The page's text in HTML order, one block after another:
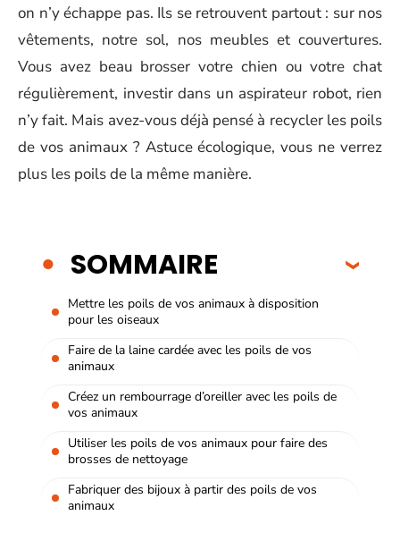
on n’y échappe pas. Ils se retrouvent partout : sur nos
vêtements, notre sol, nos meubles et couvertures.
Vous avez beau brosser votre chien ou votre chat
régulièrement, investir dans un aspirateur robot, rien
n’y fait. Mais avez-vous déjà pensé à recycler les poils
de vos animaux ? Astuce écologique, vous ne verrez
plus les poils de la même manière.
SOMMAIRE
Mettre les poils de vos animaux à disposition
pour les oiseaux
Faire de la laine cardée avec les poils de vos
animaux
Créez un rembourrage d’oreiller avec les poils de
vos animaux
Utiliser les poils de vos animaux pour faire des
brosses de nettoyage
Fabriquer des bijoux à partir des poils de vos
animaux